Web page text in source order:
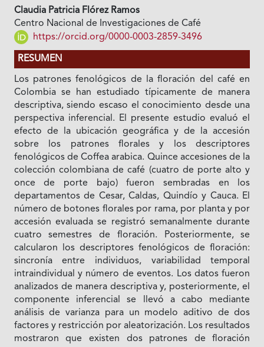
Claudia Patricia Flórez Ramos
Centro Nacional de Investigaciones de Café
https://orcid.org/0000-0003-2859-3496
RESUMEN
Los patrones fenológicos de la floración del café en
Colombia se han estudiado típicamente de manera
descriptiva, siendo escaso el conocimiento desde una
perspectiva inferencial. El presente estudio evaluó el
efecto de la ubicación geográfica y de la accesión
sobre los patrones florales y los descriptores
fenológicos de Coffea arabica. Quince accesiones de la
colección colombiana de café (cuatro de porte alto y
once de porte bajo) fueron sembradas en los
departamentos de Cesar, Caldas, Quindío y Cauca. El
número de botones florales por rama, por planta y por
accesión evaluada se registró semanalmente durante
cuatro semestres de floración. Posteriormente, se
calcularon los descriptores fenológicos de floración:
sincronía entre individuos, variabilidad temporal
intraindividual y número de eventos. Los datos fueron
analizados de manera descriptiva y, posteriormente, el
componente inferencial se llevó a cabo mediante
análisis de varianza para un modelo aditivo de dos
factores y restricción por aleatorización. Los resultados
mostraron que existen dos patrones de floración